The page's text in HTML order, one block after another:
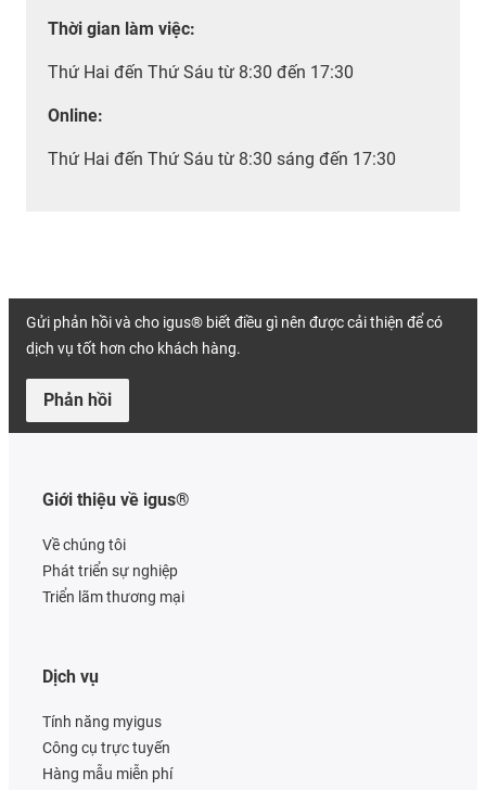
Thời gian làm việc:
Thứ Hai đến Thứ Sáu từ 8:30 đến 17:30
Online:
Thứ Hai đến Thứ Sáu từ 8:30 sáng đến 17:30
Gửi phản hồi và cho igus® biết điều gì nên được cải thiện để có
dịch vụ tốt hơn cho khách hàng.
Phản hồi
Giới thiệu về igus®
Về chúng tôi
Phát triển sự nghiệp
Triển lãm thương mại
Dịch vụ
Tính năng myigus
Công cụ trực tuyến
Hàng mẫu miễn phí